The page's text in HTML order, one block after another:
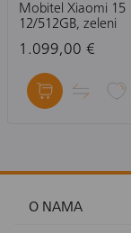
Mobitel Xiaomi 15
12/512GB, zeleni
1.099,00 €
O NAMA